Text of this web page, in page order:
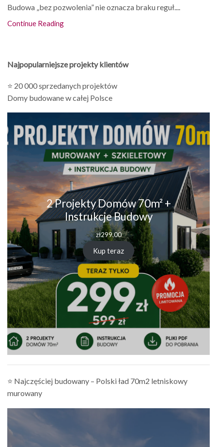
Budowa „bez pozwolenia” nie oznacza braku reguł....
Continue Reading
Najpopularniejsze projekty klientów
⭐ 20 000 sprzedanych projektów
Domy budowane w całej Polsce
2 Projekty Domów 70m² +
Instrukcje Budowy
zł299.00
Kup teraz
⭐ Najczęściej budowany – Polski ład 70m2 letniskowy
murowany